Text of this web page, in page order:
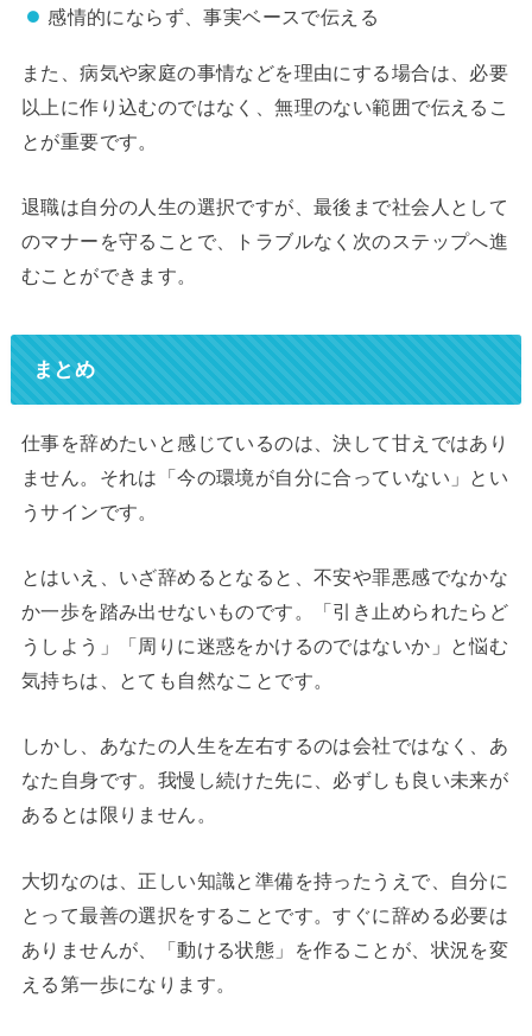
感情的にならず、事実ベースで伝える
また、病気や家庭の事情などを理由にする場合は、必要
以上に作り込むのではなく、無理のない範囲で伝えるこ
とが重要です。
退職は自分の人生の選択ですが、最後まで社会人として
のマナーを守ることで、トラブルなく次のステップへ進
むことができます。
まとめ
仕事を辞めたいと感じているのは、決して甘えではあり
ません。それは「今の環境が自分に合っていない」とい
うサインです。
とはいえ、いざ辞めるとなると、不安や罪悪感でなかな
か一歩を踏み出せないものです。「引き止められたらど
うしよう」「周りに迷惑をかけるのではないか」と悩む
気持ちは、とても自然なことです。
しかし、あなたの人生を左右するのは会社ではなく、あ
なた自身です。我慢し続けた先に、必ずしも良い未来が
あるとは限りません。
大切なのは、正しい知識と準備を持ったうえで、自分に
とって最善の選択をすることです。すぐに辞める必要は
ありませんが、「動ける状態」を作ることが、状況を変
える第一歩になります。